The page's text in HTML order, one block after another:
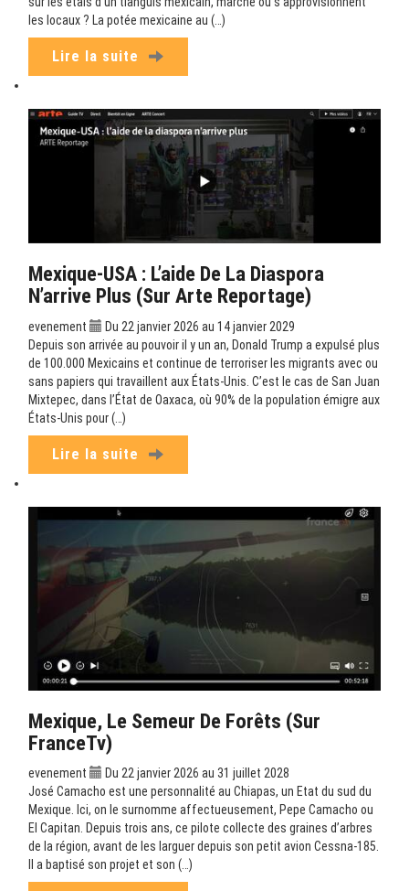
les locaux ? La potée mexicaine au (…)
Lire la suite
Mexique-USA : L’aide De La Diaspora
N’arrive Plus (sur Arte Reportage)
evenement
Du 22 janvier 2026 au 14 janvier 2029
Depuis son arrivée au pouvoir il y un an, Donald Trump a expulsé plus
de 100.000 Mexicains et continue de terroriser les migrants avec ou
sans papiers qui travaillent aux États-Unis. C’est le cas de San Juan
Mixtepec, dans l’État de Oaxaca, où 90% de la population émigre aux
États-Unis pour (…)
Lire la suite
Mexique, Le Semeur De Forêts (sur
FranceTv)
evenement
Du 22 janvier 2026 au 31 juillet 2028
José Camacho est une personnalité au Chiapas, un Etat du sud du
Mexique. Ici, on le surnomme affectueusement, Pepe Camacho ou
El Capitan. Depuis trois ans, ce pilote collecte des graines d’arbres
de la région, avant de les larguer depuis son petit avion Cessna-185.
Il a baptisé son projet et son (…)